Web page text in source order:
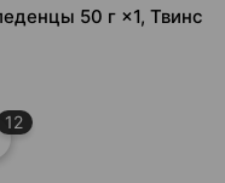
50 г ×1, Твинс
12